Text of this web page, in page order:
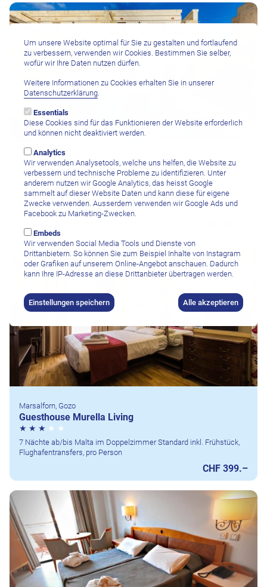
Ghajnsielem, Gozo
Gozo Farmhouses
7 Nächte ab/bis Malta im 2-Schlafzimmer Farmhouse, ohne
Mahlzeiten, Flughafentransfers, pro Person
Marsalforn, Gozo
Guesthouse Murella Living
7 Nächte ab/bis Malta im Doppelzimmer Standard inkl. Frühstück,
Flughafentransfers, pro Person
CHF 399.–
Um unsere Website optimal für Sie zu gestalten und fortlaufend
zu verbessern, verwenden wir Cookies. Bestimmen Sie selber,
wofür wir Ihre Daten nutzen dürfen.
Weitere Informationen zu Cookies erhalten Sie in unserer
Datenschutzerklärung
Essentials
Diese Cookies sind für das Funktionieren der Website erforderlich
und können nicht deaktiviert werden.
Analytics
Wir verwenden Analysetools, welche uns helfen, die Website zu
verbessern und technische Probleme zu identifizieren. Unter
anderem nutzen wir Google Analytics, das heisst Google
sammelt auf dieser Website Daten und kann diese für eigene
Zwecke verwenden. Ausserdem verwenden wir Google Ads und
Facebook zu Marketing-Zwecken.
Embeds
Wir verwenden Social Media Tools und Dienste von
Drittanbietern. So können Sie zum Beispiel Inhalte von Instagram
oder Grafiken auf unserem Online-Angebot anschauen. Dadurch
kann Ihre IP-Adresse an diese Drittanbieter übertragen werden.
Einstellungen speichern Alle akzeptieren